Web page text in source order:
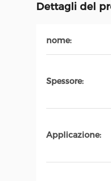
Dettagli del
nome:
Spessore:
Applicazione: